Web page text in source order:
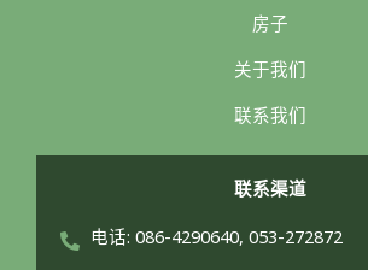
房子
关于我们
联系我们
联系渠道
电话: 086-4290640, 053-272872